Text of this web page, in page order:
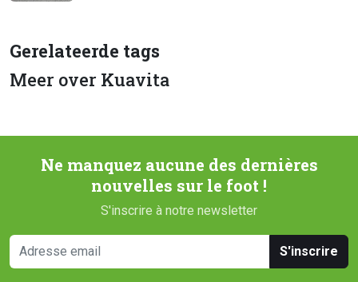
Gerelateerde tags
Meer over Kuavita
Ne manquez aucune des dernières
nouvelles sur le foot !
S'inscrire à notre newsletter
S'inscrire